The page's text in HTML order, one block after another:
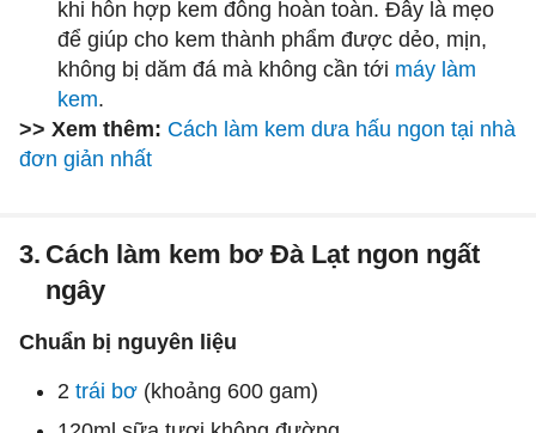
khi hỗn hợp kem đông hoàn toàn. Đây là mẹo
để giúp cho kem thành phẩm được dẻo, mịn,
không bị dăm đá mà không cần tới máy làm
kem.
>> Xem thêm: Cách làm kem dưa hấu ngon tại nhà
đơn giản nhất
Cách làm kem bơ Đà Lạt ngon ngất
ngây
3.
Chuẩn bị nguyên liệu
2 trái bơ (khoảng 600 gam)